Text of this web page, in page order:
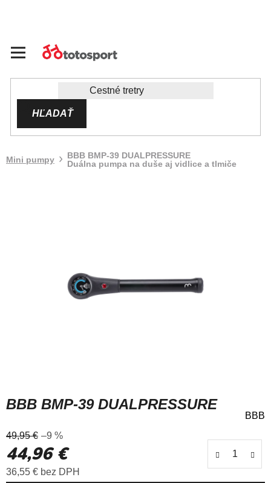
HĽADAŤ
Mini pumpy
BBB BMP-39 DUALPRESSURE
Duálna pumpa na duše aj vidlice a tlmiče
BBB BMP-39 DUALPRESSURE
hodnotenie
produktu
0,0
BBB
49,95 € –9 %
44,96 €
36,55 € bez DPH